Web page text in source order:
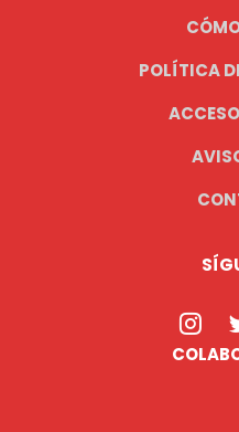
POLÍTICA